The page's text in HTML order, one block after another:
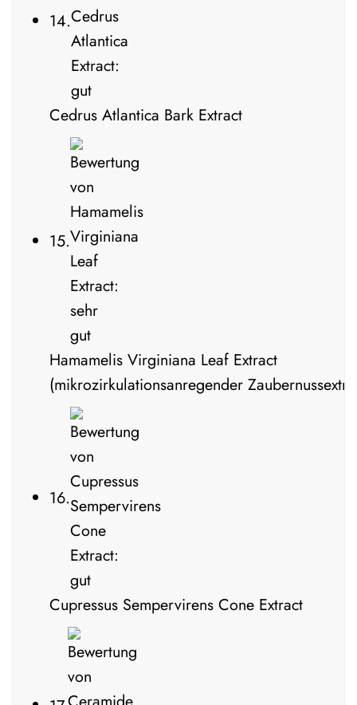
14.
Cedrus Atlantica Bark Extract
15.
Hamamelis Virginiana Leaf Extract
(mikrozirkulationsanregender
16.
Cupressus Sempervirens Cone Extract